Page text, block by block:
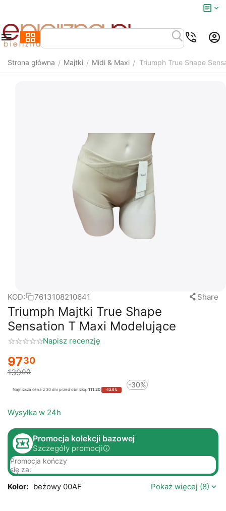
Strona główna / Majtki / Midi & Maxi / Triumph True Shape
KOD: 7613108210641 Share
Triumph Majtki True Shape
Sensation T Maxi Modelujące
Napisz recenzję
9730
13900
Najniższa cena z 30 dni przed obniżką: 111.20 -12.5%
-30%
Wysyłka w 24h
Promocja kolekcji bazowej
Szczegóły promocji
Promocja kończy
się za:
Kolor: beżowy 00AF Pokaż więcej (8)